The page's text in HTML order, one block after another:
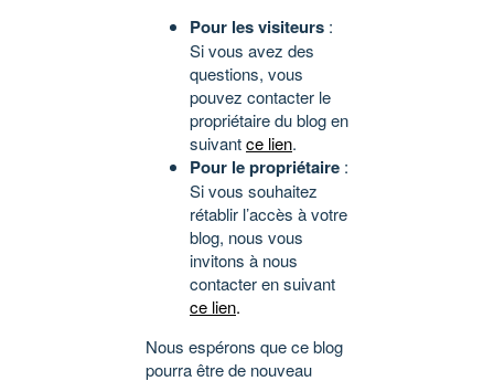
Pour les visiteurs :
Si vous avez des
questions, vous
pouvez contacter le
propriétaire du blog en
suivantce lien.
Pour le propriétaire :
Si vous souhaitez
rétablir l’accès à votre
blog, nous vous
invitons à nous
contacter en suivant
ce lien.
Nous espérons que ce blog
pourra être de nouveau